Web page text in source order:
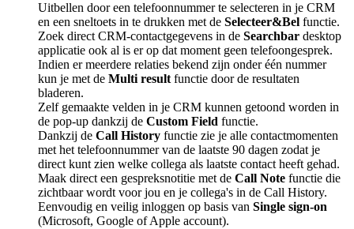
Uitbellen door een telefoonnummer te selecteren in je CRM
en een sneltoets in te drukken met de Selecteer&Bel functie.
Zoek direct CRM-contactgegevens in de Searchbar desktop
applicatie ook al is er op dat moment geen telefoongesprek.
Indien er meerdere relaties bekend zijn onder één nummer
kun je met de Multi result functie door de resultaten
bladeren.
Zelf gemaakte velden in je CRM kunnen getoond worden in
de pop-up dankzij de Custom Field functie.
Dankzij de Call History functie zie je alle contactmomenten
met het telefoonnummer van de laatste 90 dagen zodat je
direct kunt zien welke collega als laatste contact heeft gehad.
Maak direct een gespreksnotitie met de Call Note functie die
zichtbaar wordt voor jou en je collega's in de Call History.
Eenvoudig en veilig inloggen op basis van Single sign-on
(Microsoft, Google of Apple account).